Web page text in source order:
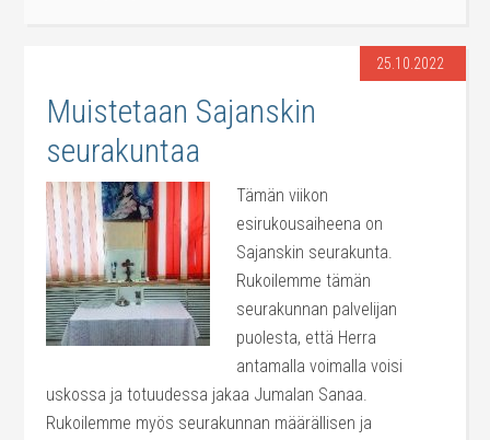
25.10.2022
Muistetaan Sajanskin
seurakuntaa
Tämän viikon
esirukousaiheena on
Sajanskin seurakunta.
Rukoilemme tämän
seurakunnan palvelijan
puolesta, että Herra
antamalla voimalla voisi
uskossa ja totuudessa jakaa Jumalan Sanaa.
Rukoilemme myös seurakunnan määrällisen ja